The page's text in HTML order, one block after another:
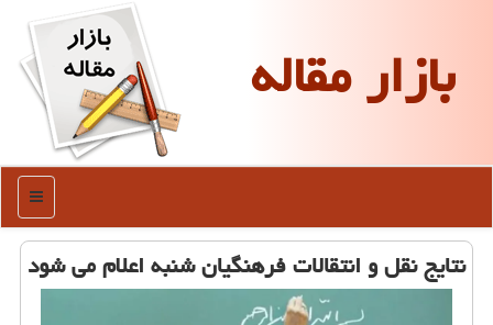
بازار مقاله
منو
نتایج نقل و انتقالات فرهنگیان شنبه اعلام می شود